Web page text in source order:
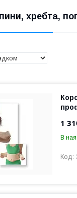
хребта,
1
В